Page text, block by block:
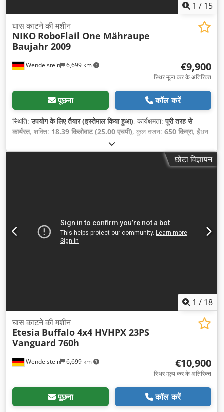
1 / 15
Wendelstein 6,699 km
घास काटने की मशीन
NIKO RoboFlail One Mähraupe
Baujahr 2009
€9,900
स्थिर मूल्य कर के अतिरिक्त
पूछना कॉल करें
स्थिति:उपयोग के लिए तैयार (इस्तेमाल किया हुआ), कार्यक्षमता:पूरी तरह से
कार्यरत, शक्ति: 18.39 किलोवाट (25.00 एचपी), कुल वजन: 650 किग्रा, ईंधन
सुपर 95
घंटे:1,123 h,
छोटा विज्ञापन
1 / 18
Wendelstein 6,699 km
घास काटने की मशीन
Etesia Buffalo 4x4 HVHPX 23PS
Vanguard 760h
€10,900
स्थिर मूल्य कर के अतिरिक्त
पूछना कॉल करें